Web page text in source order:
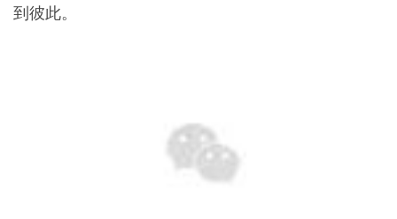
到彼此。